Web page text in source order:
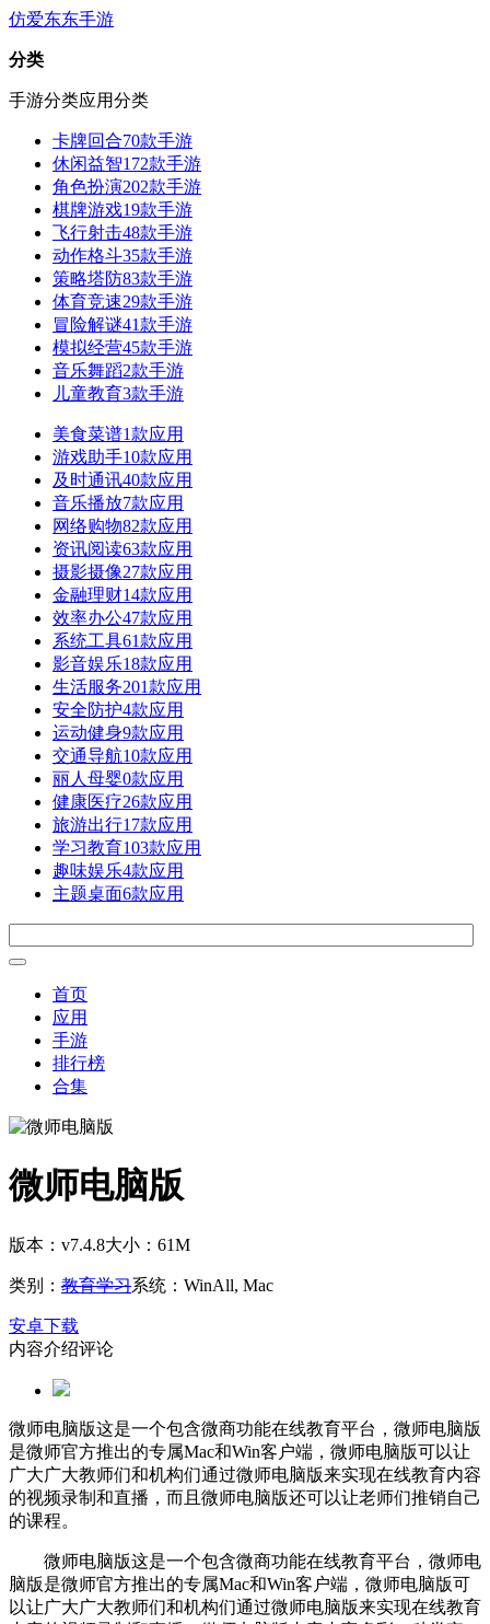
仿爱东东手游
分类
手游分类应用分类
卡牌回合70款手游
休闲益智172款手游
角色扮演202款手游
棋牌游戏19款手游
飞行射击48款手游
动作格斗35款手游
策略塔防83款手游
体育竞速29款手游
冒险解谜41款手游
模拟经营45款手游
音乐舞蹈2款手游
儿童教育3款手游
美食菜谱1款应用
游戏助手10款应用
及时通讯40款应用
音乐播放7款应用
网络购物82款应用
资讯阅读63款应用
摄影摄像27款应用
金融理财14款应用
效率办公47款应用
系统工具61款应用
影音娱乐18款应用
生活服务201款应用
安全防护4款应用
运动健身9款应用
交通导航10款应用
丽人母婴0款应用
健康医疗26款应用
旅游出行17款应用
学习教育103款应用
趣味娱乐4款应用
主题桌面6款应用
首页
应用
手游
排行榜
合集
微师电脑版
版本：v7.4.8大小：61M
类别： 教育学习系统：WinAll, Mac
安卓下载
内容介绍评论
微师电脑版这是一个包含微商功能在线教育平台，微师电脑版
是微师官方推出的专属Mac和Win客户端，微师电脑版可以让
广大广大教师们和机构们通过微师电脑版来实现在线教育内容
的视频录制和直播，而且微师电脑版还可以让老师们推销自己
的课程。
微师电脑版这是一个包含微商功能在线教育平台，微师电
脑版是微师官方推出的专属Mac和Win客户端，微师电脑版可
以让广大广大教师们和机构们通过微师电脑版来实现在线教育